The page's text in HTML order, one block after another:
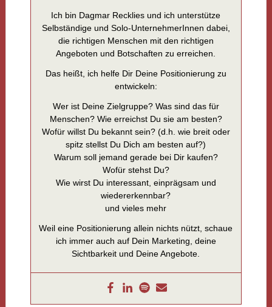
Ich bin Dagmar Recklies und ich unterstütze
Selbständige und Solo-UnternehmerInnen dabei,
die richtigen Menschen mit den richtigen
Angeboten und Botschaften zu erreichen.
Das heißt, ich helfe Dir Deine Positionierung zu
entwickeln:
Wer ist Deine Zielgruppe? Was sind das für
Menschen? Wie erreichst Du sie am besten?
Wofür willst Du bekannt sein? (d.h. wie breit oder
spitz stellst Du Dich am besten auf?)
Warum soll jemand gerade bei Dir kaufen?
Wofür stehst Du?
Wie wirst Du interessant, einprägsam und
wiedererkennbar?
und vieles mehr
Weil eine Positionierung allein nichts nützt, schaue
ich immer auch auf Dein Marketing, deine
Sichtbarkeit und Deine Angebote.